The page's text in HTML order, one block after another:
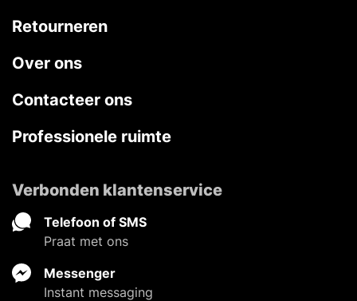
Retourneren
Over ons
Contacteer ons
Professionele ruimte
Verbonden klantenservice
Telefoon of SMS
Praat met ons
Messenger
Instant messaging